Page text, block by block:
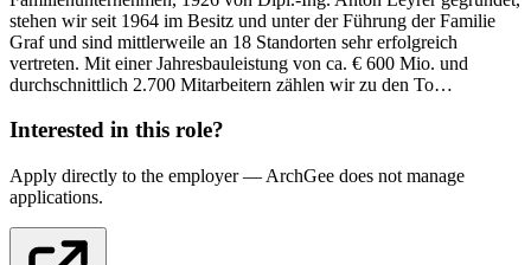
stehen wir seit 1964 im Besitz und unter der Führung der Familie
Graf und sind mittlerweile an 18 Standorten sehr erfolgreich
vertreten. Mit einer Jahresbauleistung von ca. € 600 Mio. und
durchschnittlich 2.700 Mitarbeitern zählen wir zu den To…
Interested in this role?
Apply directly to the employer — ArchGee does not manage
applications.